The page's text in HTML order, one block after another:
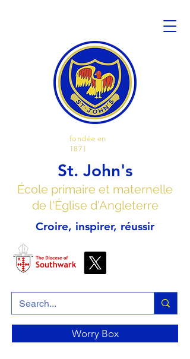
fondée en
1871
St. John's
École primaire et maternelle
de l'Église d'Angleterre
Croire, inspirer, réussir
Worry Box